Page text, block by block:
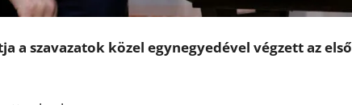
szavazatok közel egynegyedével végzett az első